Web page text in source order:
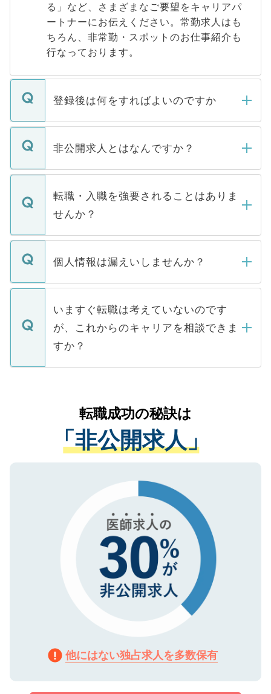
る」など、さまざまなご要望をキャリアパ
ートナーにお伝えください。常勤求人はも
ちろん、非常勤・スポットのお仕事紹介も
行なっております。
登録後は何をすればよいのですか
ご登録いただきましたら、弊社担当者がご
登録内容を確認し、その後メールもしくは
ます。通常、5営業日以内にはご連絡をせて
いただきますので、しばらくお待ちくださ
非公開求人とはなんですか？
マイナビDOCTORで取り扱っている求人の
うち約3割は、Webサイトからご覧いただ
けない「非公開求人」です。非公開求人は
下記の理由によって、一般には公開してい
ません。
■応募殺到を避けるため 人気のある医療機
関を公にしてしまうと、応募が殺到する場
に、医療機関が求める条件に合った人材の
みを人材紹介会社に依頼するケースが増え
ています。
転職・入職を強要されることはありま
せんか？
転職・入職を強要することは一切ありませ
ん。また、仮に応募先から内定をいただい
定を承諾する必要はありません。内定先へ
の辞退の連絡はキャリアパートナーが行い
個人情報は漏えいしませんか？
個人情報が漏えいすることはありませんの
で、ご安心ください。当サイトからの登録
などで収集したご登録者様の個人情報は、
ご本人のキャリアアップおよび転職活動の
支援を目的に使用いたします。お預かりし
ているすべての個人データはご本人の許可
は、個人情報の取り扱いについての厳密な
管理基準を満たした事業者のみに付与され
る、プライバシーマークを取得済みです。
で、機密保持に関してもご安心ください。
いますぐ転職は考えていないのです
が、これからのキャリアを相談できま
すか？
かがいして、現在の医療機関の状況や紹介
経験をまじえながら、適切なアドバイスを
させていただきます。すぐにご転職をされ
ない方には、長期的なサポートが可能です
ので、まずはご登録ください。
転職成功の秘訣は
「非公開求人」
他にはない独占求人を多数保有